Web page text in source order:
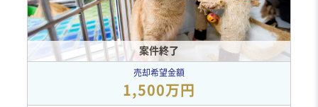
案件終了
売却希望金額
1,500万円